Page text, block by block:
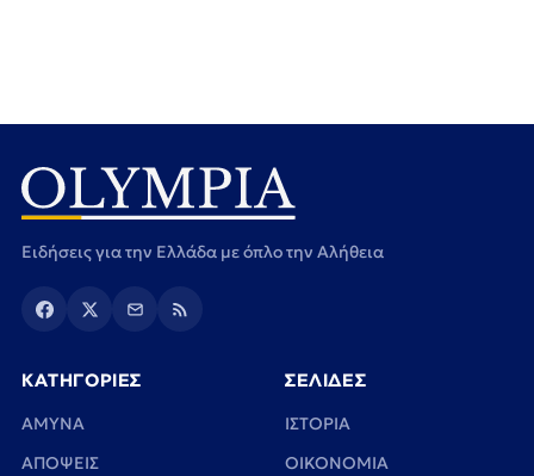
Ειδήσεις για την Ελλάδα με όπλο την Αλήθεια
ΚΑΤΗΓΟΡΙΕΣ
ΑΜΥΝΑ
ΑΠΟΨΕΙΣ
ΣΕΛΙΔΕΣ
ΙΣΤΟΡΙΑ
ΟΙΚΟΝΟΜΙΑ